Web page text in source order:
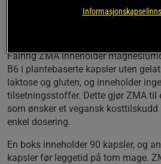
funksjon. ZMA er kjent for å være
kvinner og menn som trener mye
Fairing ZMA inneholder
B6 i plantebaserte kapsler uten
laktose og gluten, og inneholder
tilsetningsstoffer. Dette gjør ZMA til
som ønsker et vegansk
enkel dosering.
En boks inneholder 90 kapsler, og
kapsler før leggetid på tom mage.